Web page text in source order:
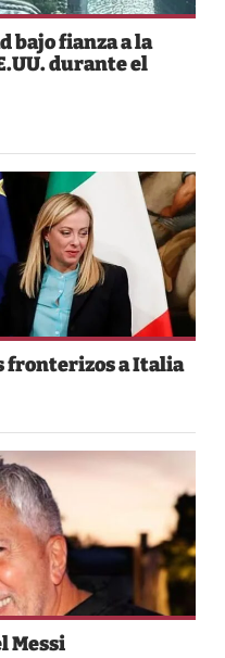
bajo fianza a la
durante el
fronterizos a Italia
Messi